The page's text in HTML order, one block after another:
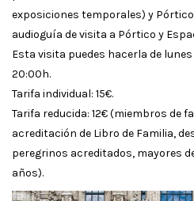
exposiciones temporales) y
audioguía de visita a Pórtico y
Esta visita puedes hacerla de
20:00h.
Tarifa individual: 15€.
Tarifa reducida: 12€ (miembros de
acreditación de Libro de Familia,
peregrinos acreditados, mayores
años).